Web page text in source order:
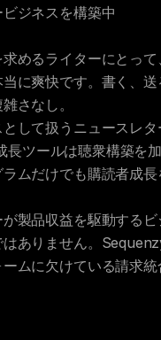
ジネスを構築中
求めるライターにとっ
に爽快です。書く、
さなし。
して扱うニュースレ
長ツールは聴衆構築を
ムだけでも購読者成
製品収益を駆動する
ありません。
ムに欠けている請求